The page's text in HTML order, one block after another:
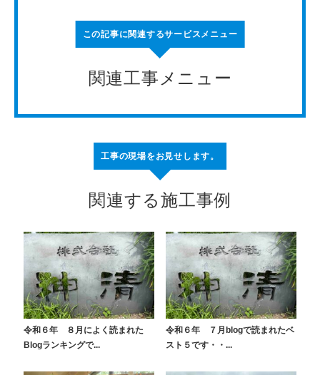
この記事に関連するサービスメニュー
関連工事メニュー
工事の現場をお見せします。
関連する施工事例
令和６年 ８月によく読まれた
Blogランキングで...
令和６年 ７月blogで読まれたベ
スト５です・・...